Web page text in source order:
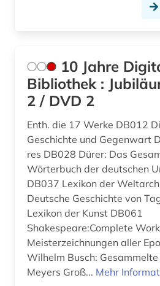
berliner
berliner zeitung (1)
bernard (1)
bestandsverzeichnis (1)
betriebsführung (1)
betriebsorganisation (1)
betriebswirtschaft (3)
Nordamerika (8)
Norwegen (1)
Oesterreich (21)
Osmanisches Reich (1)
Ostasien (2)
Osteuropa (3)
Ostmitteleuropa (1)
Palaestina (2)
Polen (5)
10 Jahre
Bibliothek :
2 / DVD 2
Enth. die 17 Werke DB012 Die Religion in
Geschichte und Gegenwart
res DB028 Dürer: Das
Wörterbuch der deutschen
DB037 Lexikon der
Deutsche Geschichte von
Lexikon der Kunst DB061
Shakespeare:Complete
Meisterzeichnungen aller
Wilhelm Busch:
Meyers Groß... Mehr